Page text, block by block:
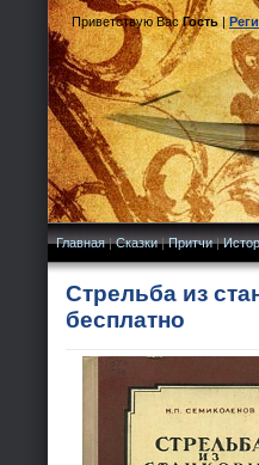
Приветствую Вас Гость|
Главная|Сказки|Притчи|
Стрельба из
бесплатно